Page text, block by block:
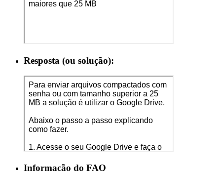
Resposta (ou solução):
Informação do FAQ